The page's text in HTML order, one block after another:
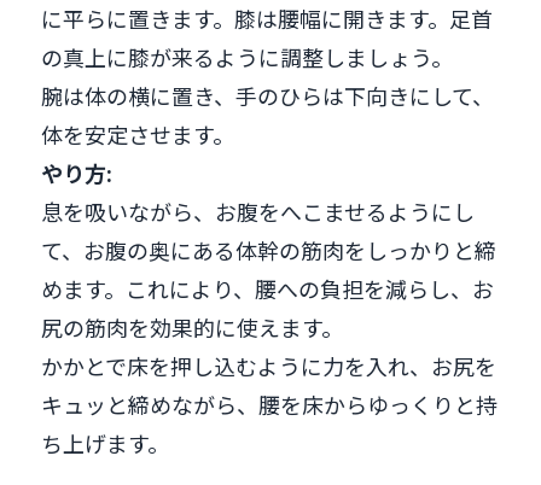
に平らに置きます。膝は腰幅に開きます。足首
の真上に膝が来るように調整しましょう。
腕は体の横に置き、手のひらは下向きにして、
体を安定させます。
やり方:
息を吸いながら、お腹をへこませるようにし
て、お腹の奥にある体幹の筋肉をしっかりと締
めます。これにより、腰への負担を減らし、お
尻の筋肉を効果的に使えます。
かかとで床を押し込むように力を入れ、お尻を
キュッと締めながら、腰を床からゆっくりと持
ち上げます。